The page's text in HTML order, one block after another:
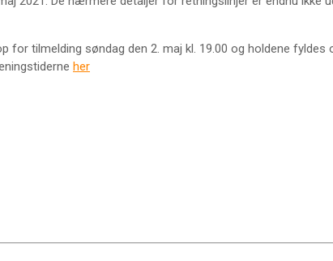
for tilmelding søndag den 2. maj kl. 19.00 og holdene
her